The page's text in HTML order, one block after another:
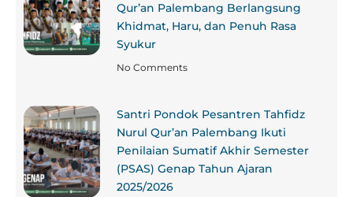
Qur’an Palembang Berlangsung
Khidmat, Haru, dan Penuh Rasa
Syukur
No Comments
Santri Pondok Pesantren Tahfidz
Nurul Qur’an Palembang Ikuti
Penilaian Sumatif Akhir Semester
(PSAS) Genap Tahun Ajaran
2025/2026